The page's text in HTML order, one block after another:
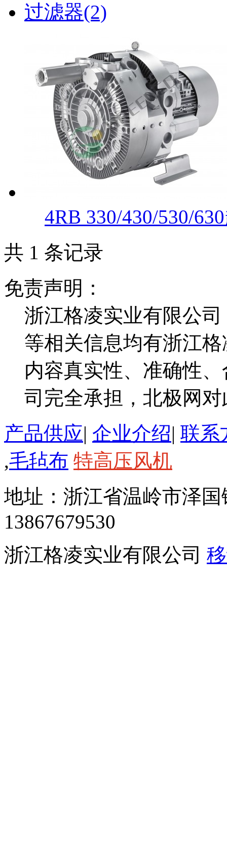
过滤器(2)
4RB 330/430/530/
共 1 条记录
免责声明：
浙江格凌实业有限公司
等相关信息均有浙江
内容真实性、准确性
司完全承担，北极网
产品供应| 企业介绍| 联系
,毛毡布 特高压风机
地址：浙江省温岭市泽
13867679530
浙江格凌实业有限公司